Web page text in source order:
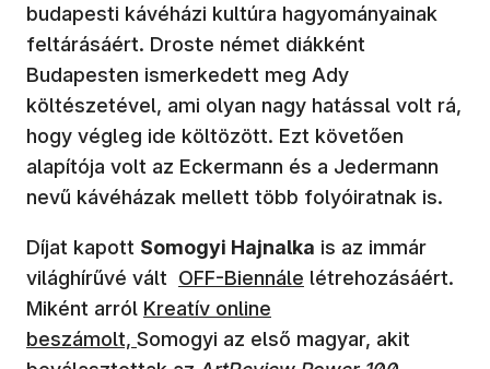
budapesti kávéházi kultúra hagyományainak
feltárásáért. Droste német diákként
Budapesten ismerkedett meg Ady
költészetével, ami olyan nagy hatással volt rá,
hogy végleg ide költözött. Ezt követően
alapítója volt az Eckermann és a Jedermann
nevű kávéházak mellett több folyóiratnak is.
Díjat kapott Somogyi Hajnalka is az immár
világhírűvé vált OFF-Biennále létrehozásáért.
Miként arról Kreatív online
beszámolt, Somogyi az első magyar, akit